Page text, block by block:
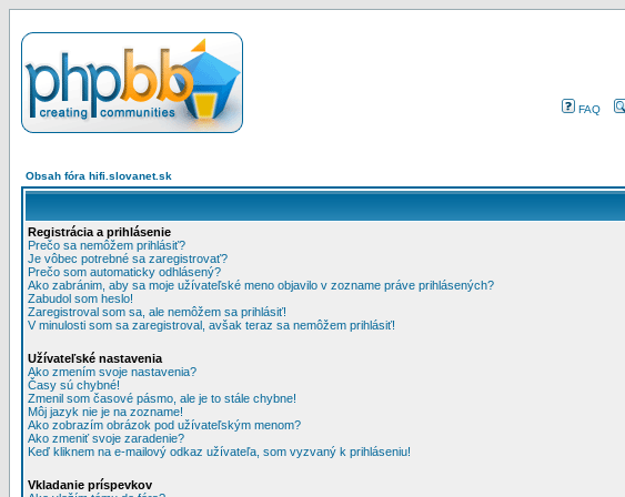
FAQ
Obsah fóra hifi.slovanet.sk
Registrácia a prihlásenie
Prečo sa nemôžem prihlásiť?
Je vôbec potrebné sa zaregistrovať?
Prečo som automaticky odhlásený?
Ako zabránim, aby sa moje užívateľské meno objavilo v zozname práve prihlásených?
Zabudol som heslo!
Zaregistroval som sa, ale nemôžem sa prihlásiť!
V minulosti som sa zaregistroval, avšak teraz sa nemôžem prihlásiť!
Užívateľské nastavenia
Ako zmením svoje nastavenia?
Časy sú chybné!
Zmenil som časové pásmo, ale je to stále chybne!
Môj jazyk nie je na zozname!
Ako zobrazím obrázok pod užívateľským menom?
Ako zmeniť svoje zaradenie?
Keď kliknem na e-mailový odkaz užívateľa, som vyzvaný k prihláseniu!
Vkladanie príspevkov